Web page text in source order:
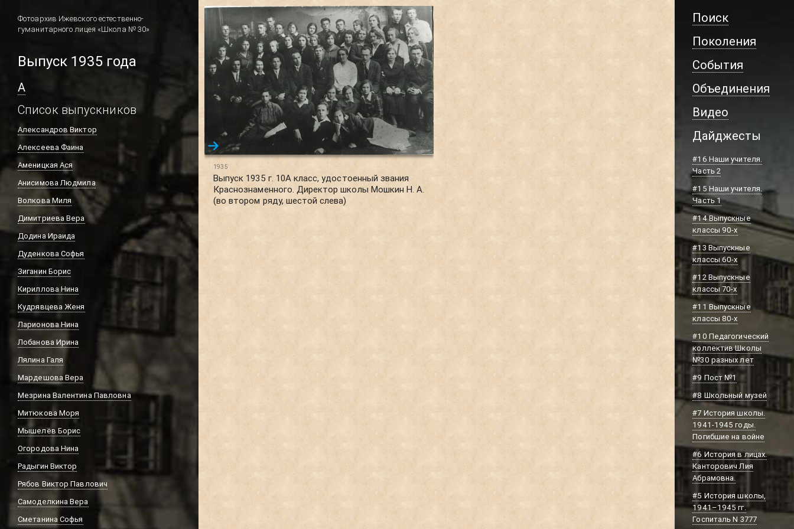
Фотоархив Ижевского естественно-
гуманитарного лицея «Школа № 30»
Выпуск 1935 года
А
Список выпускников
Александров Виктор
Алексеева Фаина
Аменицкая Ася
Анисимова Людмила
Волкова Миля
Димитриева Вера
Додина Ираида
Дуденкова Софья
Зиганин Борис
Кириллова Нина
Кудрявцева Женя
Ларионова Нина
Лобанова Ирина
Лялина Галя
Мардешова Вера
Мезрина Валентина Павловна
Митюкова Моря
Мышелёв Борис
Огородова Нина
Радыгин Виктор
Рябов Виктор Павлович
Самоделкина Вера
Сметанина Софья
1935
Выпуск 1935 г. 10А класс, удостоенный звания
Краснознаменного. Директор школы Мошкин Н. А.
(во втором ряду, шестой слева)
Поиск
Поколения
События
Объединения
Видео
Дайджесты
#16 Наши учителя.
Часть 2
#15 Наши учителя.
Часть 1
#14 Выпускные
классы 90-х
#13 Выпускные
классы 60-х
#12 Выпускные
классы 70-х
#11 Выпускные
классы 80-х
#10 Педагогический
коллектив Школы
№30 разных лет
#9 Пост №1
#8 Школьный музей
#7 История школы.
1941-1945 годы.
Погибшие на войне
#6 История в лицах.
Канторович Лия
Абрамовна.
#5 История школы,
1941–1945 гг.
Госпиталь N 3777